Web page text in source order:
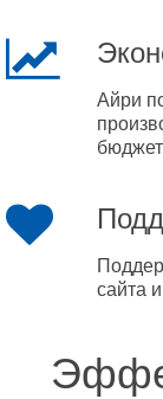
Айри
сайта